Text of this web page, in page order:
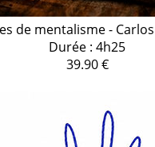
de mentalisme -
Durée : 4h25
39.90 €